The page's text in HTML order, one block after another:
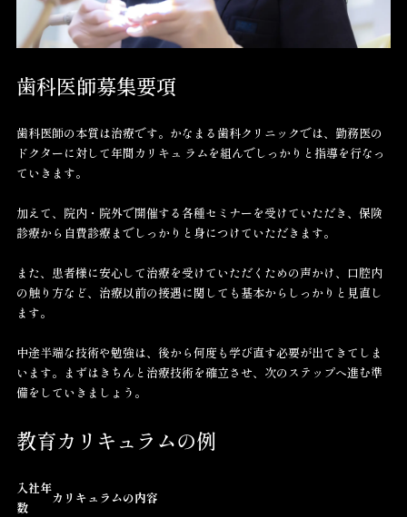
歯科医師募集要項
歯科医師の本質は治療です。かなまる歯科クリニックでは、勤務医の
ドクターに対して年間カリキュ ラムを組んでしっかりと指導を行なっ
ていきます。
加えて、院内・院外で開催する各種セミナーを受けていただき、保険
診療から自費診療までしっかりと身につけていただきます。
また、患者様に安心して治療を受けていただくための声かけ、口腔内
の触り方など、治療以前の接遇に関しても基本からしっかりと見直し
ます。
中途半端な技術や勉強は、後から何度も学び直す必要が出てきてしま
います。まずはきちんと治療技術を確立させ、次のステップへ進む準
備をしていきましょう。
教育カリキュラムの例
入社年
数
カリキュラムの内容